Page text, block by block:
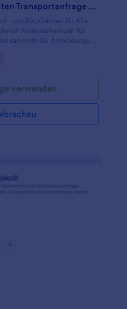
Kindertagesstätten Transportanfrage Formular
und Rückfahrten für Kita-
Anmeldeformular für
sammeln Sie Anmeldungen
können.
verwenden